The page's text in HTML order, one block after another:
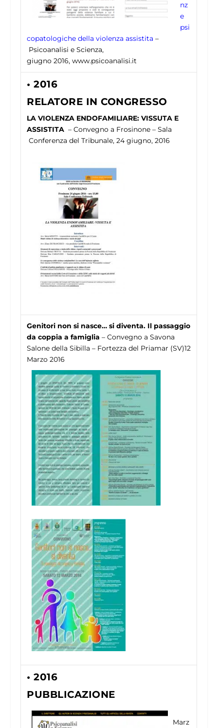
nz
e
psi
copatologiche della violenza assistita –
Psicoanalisi e Scienza,
giugno 2016, www.psicoanalisi.it
• 2016
RELATORE IN CONGRESSO
LA VIOLENZA ENDOFAMILIARE: VISSUTA E
ASSISTITA – Convegno a Frosinone – Sala
Conferenza del Tribunale, 24 giugno, 2016
Genitori non si nasce… si diventa. Il passaggio
da coppia a famiglia – Convegno a Savona
Salone della Sibilla – Fortezza del Priamar (SV)12
Marzo 2016
• 2016
PUBBLICAZIONE
Marz